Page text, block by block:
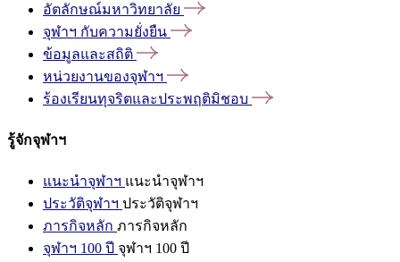
อัตลักษณ์มหาวิทยาลัย
จุฬาฯ กับความยั่งยืน
ข้อมูลและสถิติ
หน่วยงานของจุฬาฯ
ร้องเรียนทุจริตและประพฤติมิชอบ
รู้จักจุฬาฯ
แนะนำจุฬาฯ แนะนำจุฬาฯ
ประวัติจุฬาฯ ประวัติจุฬาฯ
ภารกิจหลัก ภารกิจหลัก
จุฬาฯ 100 ปี จุฬาฯ 100 ปี